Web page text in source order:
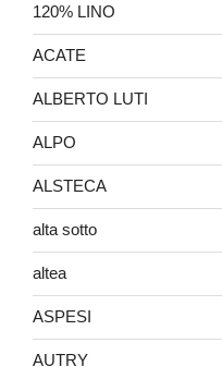
120% LINO
ACATE
ALBERTO LUTI
ALPO
ALSTECA
alta sotto
altea
ASPESI
AUTRY